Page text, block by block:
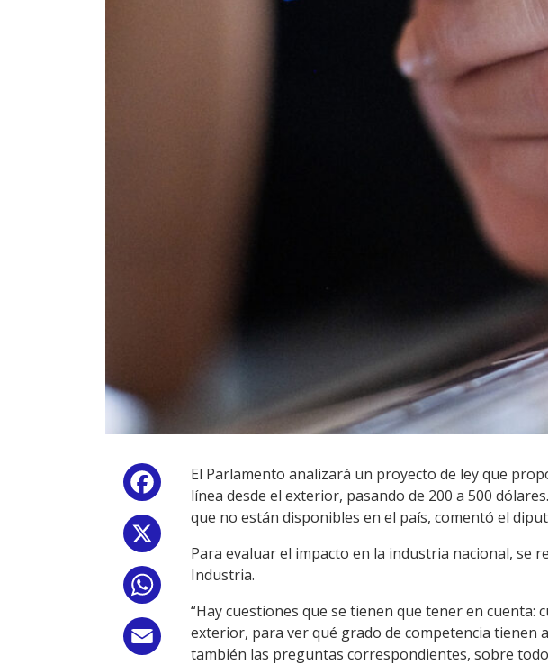
Facebook
Email
El Parlamento analizará un proyecto de ley que
línea desde el exterior, pasando de 200 a 500
que no están disponibles en el país, comentó el
Para evaluar el impacto en la industria nacional, se
Industria.
“Hay cuestiones que se tienen que tener en
exterior, para ver qué grado de competencia tienen
también las preguntas correspondientes, sobre